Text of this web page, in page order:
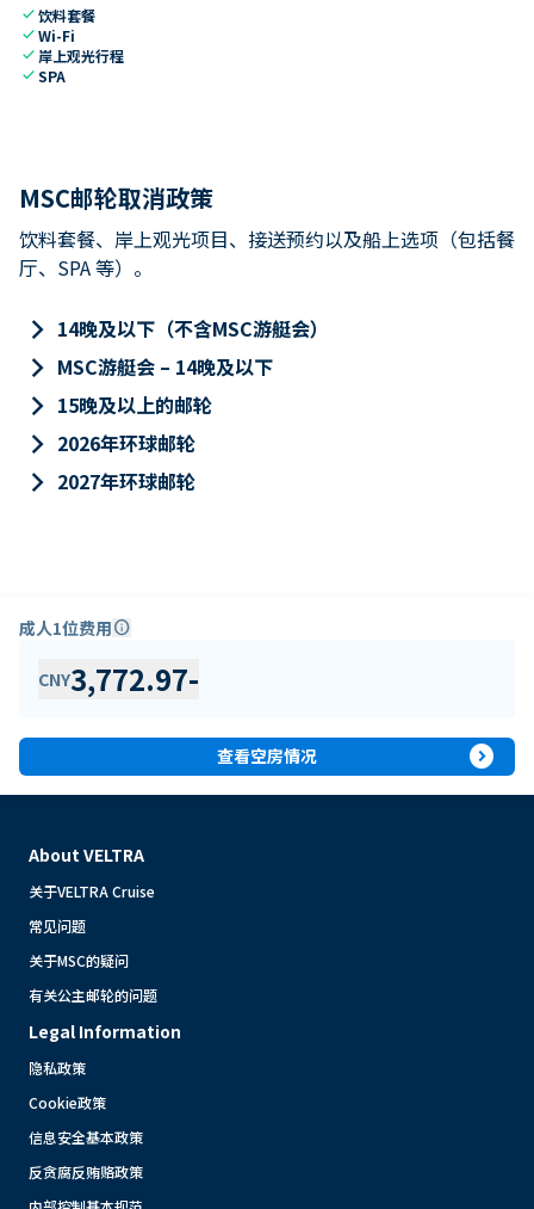
check饮料套餐
checkWi-Fi
check 岸上观光行程
checkSPA
MSC邮轮取消政策
饮料套餐、岸上观光项目、接送预约以及船上选项（包括餐
厅、SPA 等）。
keyboard_arrow_right 14晚及以下（不含MSC游艇会）
keyboard_arrow_right MSC游艇会 – 14晚及以下
keyboard_arrow_right 15晚及以上的邮轮
keyboard_arrow_right 2026年环球邮轮
keyboard_arrow_right 2027年环球邮轮
成人1位费用info
CNY3,772.97-
查看空房情况 expand_circle_right
About VELTRA
关于VELTRA Cruise
常见问题
关于MSC的疑问
有关公主邮轮的问题
Legal Information
隐私政策
Cookie政策
信息安全基本政策
反贪腐反贿赂政策